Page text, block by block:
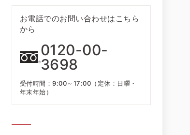
お電話でのお問い合わせはこちら
から
0120-00-
3698
受付時間：9:00～17:00（定休：日曜・
年末年始）